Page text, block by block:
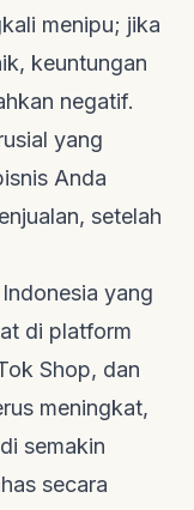
menipu; jika
keuntungan
negatif.
yang
Anda
setelah
yang
di platform
Shop, dan
meningkat,
semakin
secara